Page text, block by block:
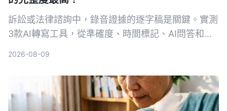
訴訟或法律諮詢中，錄音證據的逐字稿是關鍵。實測
3款AI轉寫工具，從準確度、時間標記、AI問答和法
2026-08-09